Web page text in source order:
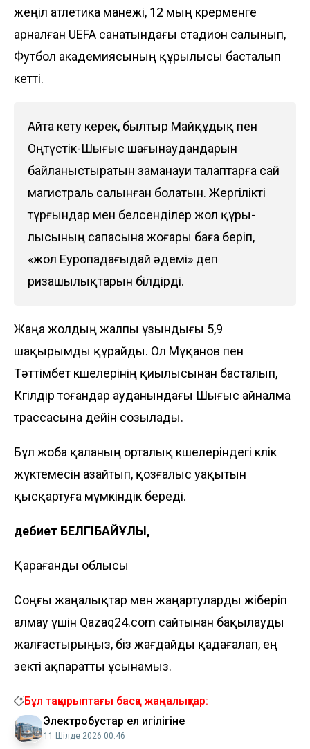
жеңіл атлетика манежі, 12 мың көрерменге
арналған UEFA санатындағы стадион салынып,
Футбол академия­сының құрылысы басталып
кетті.
Айта кету керек, былтыр Майқұдық пен
Оңтүстік-Шы­ғыс шағынаудандарын
байланыстыратын за­манауи талаптарға сай
магистраль салынған бола­тын. Жергілікті
тұрғындар мен белсенділер жол құ­ры­
лысының сапасына жоғары баға беріп,
«жол Еу­ропадағыдай әдемі» деп
ризашылықтарын біл­дірді.
Жаңа жолдың жалпы ұзындығы 5,9
шақырымды құрайды. Ол Мұқанов пен
Тәттімбет көшелерінің қиылысынан басталып,
Көгілдір тоғандар ауданын­дағы Шығыс айналма
трассасына дейін созылады.
Бұл жоба қаланың орталық көшелеріндегі көлік
жүктемесін азайтып, қозғалыс уақытын
қысқартуға мүмкіндік береді.
Әдебиет БЕЛГІБАЙҰЛЫ,
Қарағанды облысы
Соңғы жаңалықтар мен жаңартуларды жіберіп
алмау үшін Qazaq24.com сайтынан бақылауды
жалғастырыңыз, біз жағдайды қадағалап, ең
өзекті ақпаратты ұсынамыз.
Бұл тақырыптағы басқа жаңалықтар:
Электробустар ел игілігіне
11 Шілде 2026 00:46